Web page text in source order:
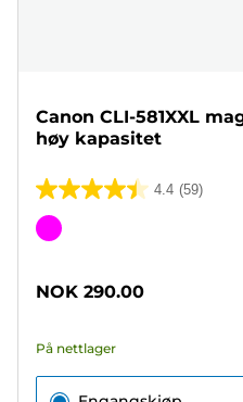
Canon CLI-581XXL
høy kapasitet
4.4 (59)
4.4
av
59
Fargekassett
NOK 290.00
På nettlager